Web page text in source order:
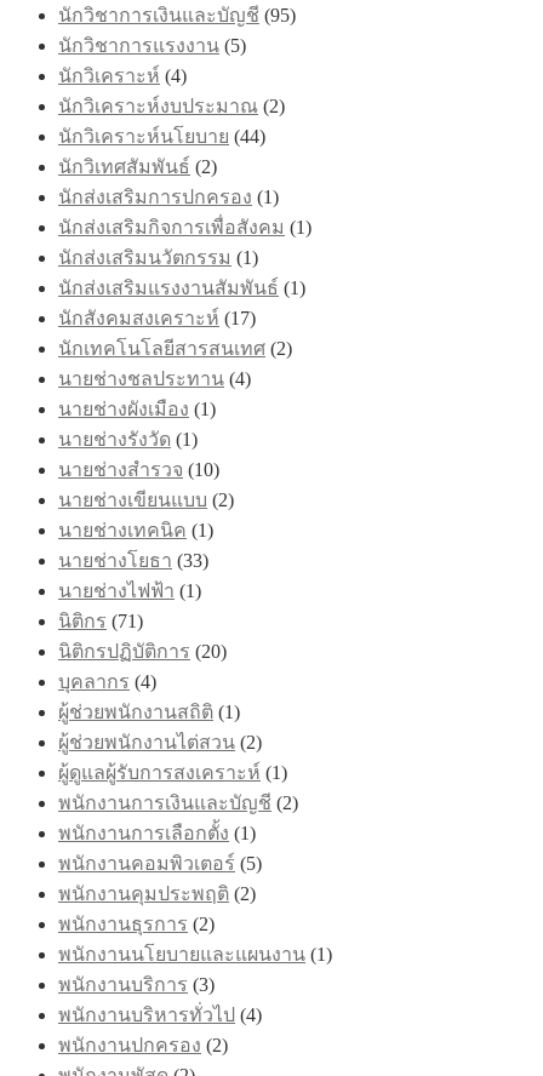
นักวิชาการเงินและบัญชี (95)
นักวิชาการแรงงาน (5)
นักวิเคราะห์ (4)
นักวิเคราะห์งบประมาณ (2)
นักวิเคราะห์นโยบาย (44)
นักวิเทศสัมพันธ์ (2)
นักส่งเสริมการปกครอง (1)
นักส่งเสริมกิจการเพื่อสังคม (1)
นักส่งเสริมนวัตกรรม (1)
นักส่งเสริมแรงงานสัมพันธ์ (1)
นักสังคมสงเคราะห์ (17)
นักเทคโนโลยีสารสนเทศ (2)
นายช่างชลประทาน (4)
นายช่างผังเมือง (1)
นายช่างรังวัด (1)
นายช่างสำรวจ (10)
นายช่างเขียนแบบ (2)
นายช่างเทคนิค (1)
นายช่างโยธา (33)
นายช่างไฟฟ้า (1)
นิติกร (71)
นิติกรปฏิบัติการ (20)
บุคลากร (4)
ผู้ช่วยพนักงานสถิติ (1)
ผู้ช่วยพนักงานไต่สวน (2)
ผู้ดูแลผู้รับการสงเคราะห์ (1)
พนักงานการเงินและบัญชี (2)
พนักงานการเลือกตั้ง (1)
พนักงานคอมพิวเตอร์ (5)
พนักงานคุมประพฤติ (2)
พนักงานธุรการ (2)
พนักงานนโยบายและแผนงาน (1)
พนักงานบริการ (3)
พนักงานบริหารทั่วไป (4)
พนักงานปกครอง (2)